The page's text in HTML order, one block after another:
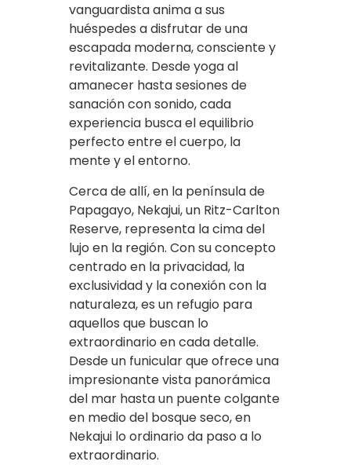
vanguardista anima a sus
huéspedes a disfrutar de una
escapada moderna, consciente y
revitalizante. Desde yoga al
amanecer hasta sesiones de
sanación con sonido, cada
experiencia busca el equilibrio
perfecto entre el cuerpo, la
mente y el entorno.
Cerca de allí, en la península de
Papagayo, Nekajui, un Ritz-Carlton
Reserve, representa la cima del
lujo en la región. Con su concepto
centrado en la privacidad, la
exclusividad y la conexión con la
naturaleza, es un refugio para
aquellos que buscan lo
extraordinario en cada detalle.
Desde un funicular que ofrece una
impresionante vista panorámica
del mar hasta un puente colgante
en medio del bosque seco, en
Nekajui lo ordinario da paso a lo
extraordinario.